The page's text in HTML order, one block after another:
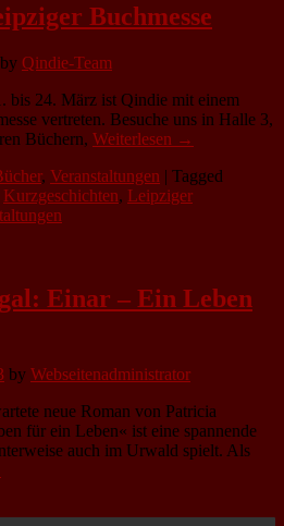
Buchmesse
by Qindie-Team
24. März ist Qindie mit einem
vertreten. Besuche uns in Halle 3,
Büchern, Weiterlesen →
, Veranstaltungen | Tagged
Kurzgeschichten, Leipziger
Einar – Ein Leben
by Webseitenadministrator
neue Roman von Patricia
für ein Leben« ist eine spannende
auch im Urwald spielt. Als